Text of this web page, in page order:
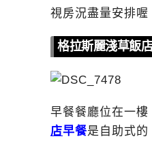
視房況盡量安排喔
格拉斯麗淺草飯
早餐餐廳位在一樓
店早餐是自助式的